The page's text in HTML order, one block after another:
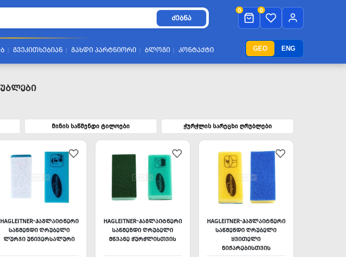
GEO ENG
ᲫᲔᲑᲜᲐ
0 0
ᲒᲕᲔᲙᲘᲗᲮᲔᲑᲘᲐᲜ ᲒᲐᲮᲓᲘ ᲞᲐᲠᲢᲜᲘᲝᲠᲘ ᲑᲚᲝᲒᲘ ᲙᲝᲜᲢᲐᲥᲢᲘ
მინის საწმენდი ტილოები ჭურჭლის სარეცხი ღრუბლები
HAGLEITNER-ᲰᲐᲒᲚᲐᲘᲢᲜᲔᲠᲘ
ᲡᲐᲬᲛᲔᲜᲓᲘ ᲦᲠᲣᲑᲔᲚᲘ
ᲚᲣᲠᲯᲘ ᲣᲜᲘᲕᲔᲠᲡᲐᲚᲣᲠᲘ
HAGLEITNER-ᲰᲐᲒᲚᲐᲘᲢᲜᲔᲠᲘ
ᲡᲐᲬᲛᲔᲜᲓᲘ ᲦᲠᲣᲑᲔᲚᲘ
ᲛᲬᲕᲐᲜᲔ ᲭᲣᲠᲭᲚᲘᲡᲗᲕᲘᲡ
HAGLEITNER-ᲰᲐᲒᲚᲐᲘᲢᲜᲔᲠᲘ
ᲡᲐᲬᲛᲔᲜᲓᲘ ᲦᲠᲣᲑᲔᲚᲘ
ᲧᲕᲘᲗᲔᲚᲘ
ᲜᲘᲟᲐᲠᲔᲑᲘᲡᲗᲕᲘᲡ